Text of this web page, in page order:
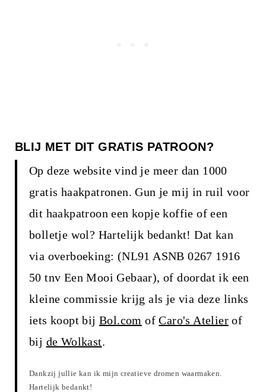
BLIJ MET DIT GRATIS PATROON?
Op deze website vind je meer dan 1000
gratis haakpatronen. Gun je mij in ruil voor
dit haakpatroon een kopje koffie of een
bolletje wol? Hartelijk bedankt! Dat kan
via overboeking: (NL91 ASNB 0267 1916
50 tnv Een Mooi Gebaar), of doordat ik een
kleine commissie krijg als je via deze links
iets koopt bij Bol.com ofCaro's Atelier of
bij de Wolkast.
Dankzij jullie kan ik mijn creatieve dromen waarmaken.
Hartelijk bedankt!